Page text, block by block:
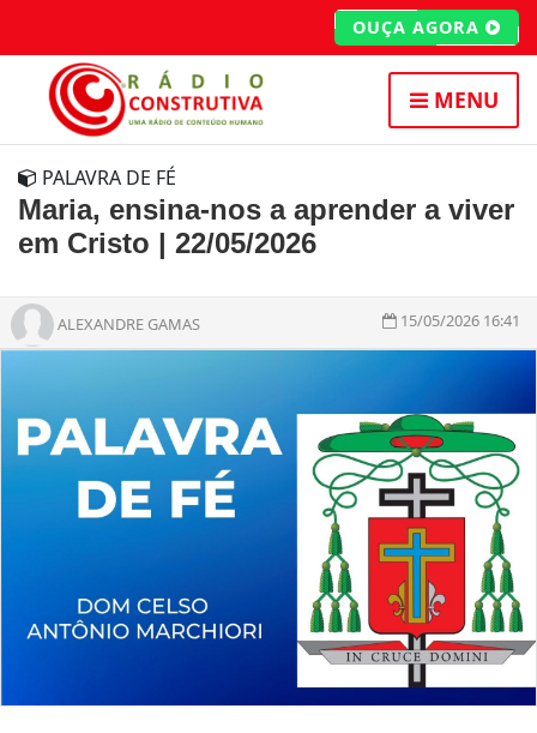
OUÇA AGORA
MENU
PALAVRA DE FÉ
Maria, ensina-nos a aprender a viver
em Cristo | 22/05/2026
ALEXANDRE GAMAS 15/05/2026 16:41